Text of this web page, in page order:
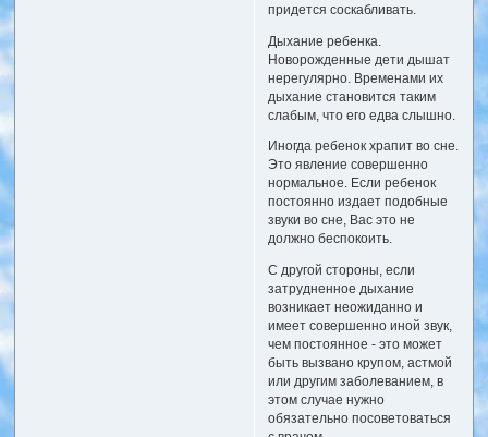
придется соскабливать.
Дыхание ребенка.
Новорожденные дети дышат
нерегулярно. Временами их
дыхание становится таким
слабым, что его едва слышно.
Иногда ребенок храпит во сне.
Это явление совершенно
нормальное. Если ребенок
постоянно издает подобные
звуки во сне, Вас это не
должно беспокоить.
С другой стороны, если
затрудненное дыхание
возникает неожиданно и
имеет совершенно иной звук,
чем постоянное - это может
быть вызвано крупом, астмой
или другим заболеванием, в
этом случае нужно
обязательно посоветоваться